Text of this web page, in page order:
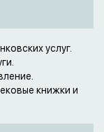
услуг.
книжки и